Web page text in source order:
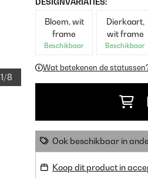
1/8
Bloem, wit
frame
Beschikbaar
Dierkaart,
wit frame
Beschikbaar
Wat betekenen de
Ook beschikbaar in
Koop dit product in